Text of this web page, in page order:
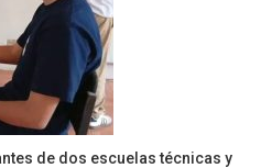
de dos escuelas técnicas y